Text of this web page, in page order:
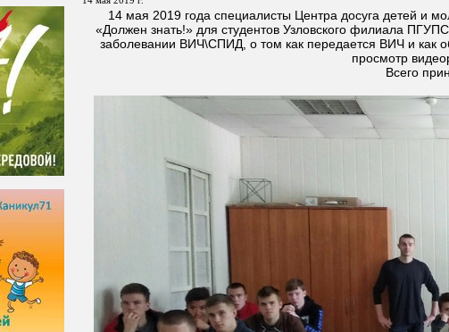
14 мая 2019 года специалисты Центра досуга детей и
«Должен знать!» для студентов Узловского филиала
заболевании ВИЧ\СПИД, о том как передается ВИЧ и как
Всего